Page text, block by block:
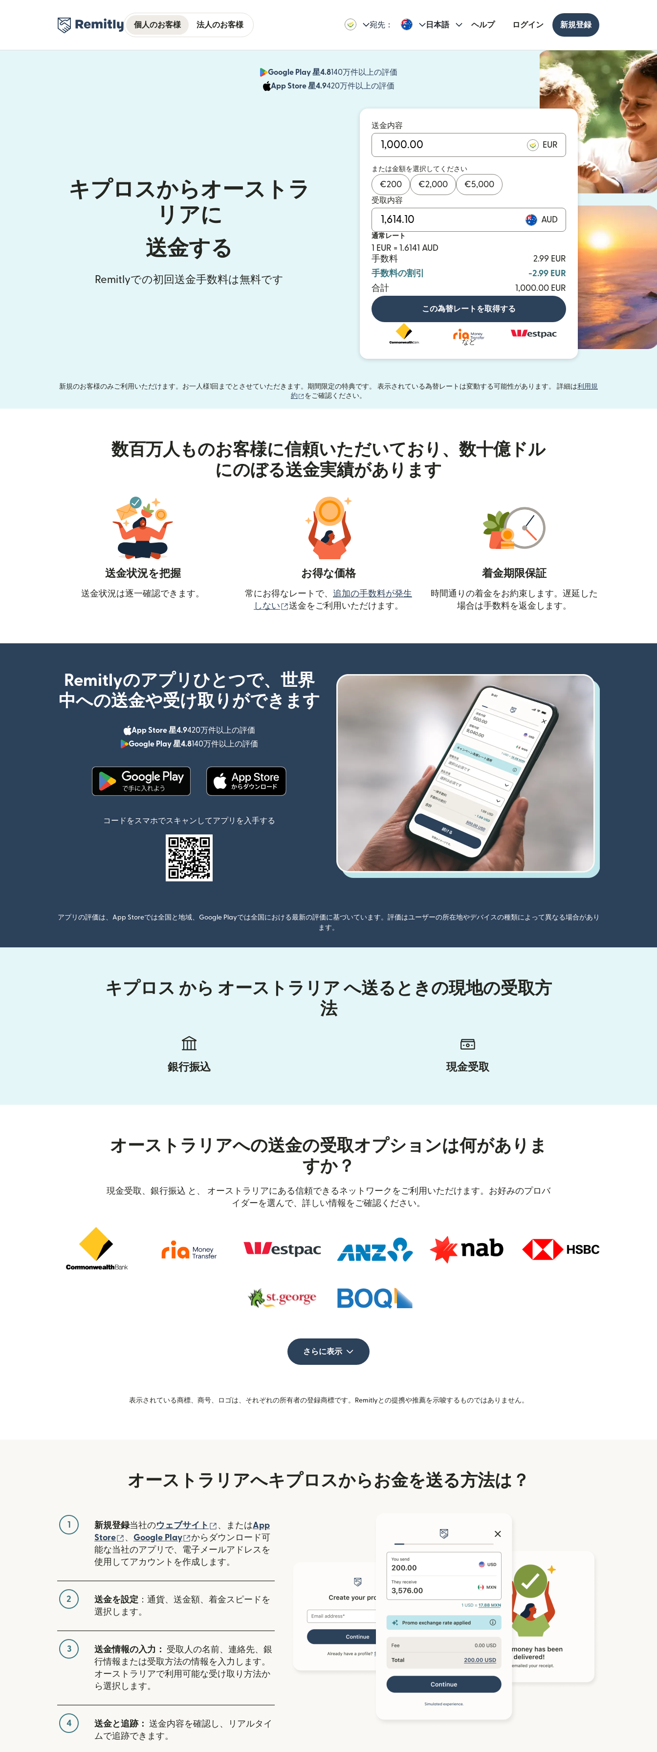
個人のお客様 法人のお客様 宛先： 日本語 ヘルプ ログイン 新規登録
Google Play 星4.8140万件以上の評価
（別ウィンドウで開きます）
App Store 星4.9420万件以上の評価
（別ウィンドウで開きます）
キプロスからオーストラ
リアに
送金する
Remitlyでの初回送金手数料は無料です
送金内容
EUR
または金額を選択してください
€200 €2,000 €5,000
受取内容
AUD
通常レート
1 EUR = 1.6141 AUD
手数料
2.99 EUR
手数料の割引
-2.99 EUR
合計
1,000.00 EUR
この為替レートを取得する
など
新規のお客様のみご利用いただけます。お一人様1回までとさせていただきます。期間限定の特典です。 表示されている為替レートは変動する可能性があります。 詳細は利用規
約
（別ウィンドウで開きます）
をご確認ください。
数百万人ものお客様に信頼いただいており、数十億ドル
にのぼる送金実績があります
送金状況を把握
送金状況は逐一確認できます。
お得な価格
常にお得なレートで、 追加の手数料が発生
しない
（別ウィンドウで開きます）
送金をご利用いただけます。
着金期限保証
時間通りの着金をお約束します。遅延した
場合は手数料を返金します。
Remitlyのアプリひとつで、世界
中への送金や受け取りができます
App Store 星4.9420万件以上の評価
（別ウィンドウで開きます）
Google Play 星4.8140万件以上の評価
（別ウィンドウで開きます）
コードをスマホでスキャンしてアプリを入手する
アプリの評価は、App Storeでは全国と地域、Google Playでは全国における最新の評価に基づいています。評価はユーザーの所在地やデバイスの種類によって異なる場合があり
ます。
キプロス から オーストラリア へ送るときの現地の受取方
法
銀行振込 現金受取
オーストラリアへの送金の受取オプションは何がありま
すか？
現金受取、銀行振込 と、 オーストラリアにある信頼できるネットワークをご利用いただけます。お好みのプロバ
イダーを選んで、詳しい情報をご確認ください。
さらに表示
表示されている商標、商号、ロゴは、それぞれの所有者の登録商標です。Remitlyとの提携や推薦を示唆するものではありません。
オーストラリアへキプロスからお金を送る方法は？
1 新規登録当社のウェブサイト （別ウィンドウで開きます）
、またはApp
Store
（別ウィンドウで開きます）
、 Google Play （別ウィンドウで開きます）
からダウンロード可
能な当社のアプリで、電子メールアドレスを
使用してアカウントを作成します。
2 送金を設定 ：通貨、送金額、着金スピードを
選択します。
3 送金情報の入力：
受取人の名前、連絡先、銀
行情報または受取方法の情報を入力します。
オーストラリアで利用可能な受け取り方法か
ら選択します。
4 送金と追跡：
送金内容を確認し、リアルタイ
ムで追跡できます。